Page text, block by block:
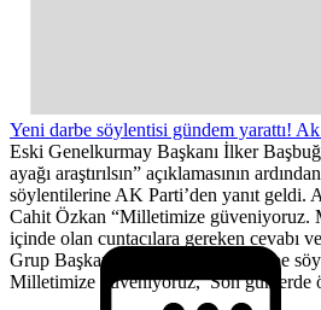
Yeni darbe söylentisi gündem yarattı!
Eski Genelkurmay Başkanı İlker
ayağı araştırılsın” açıklamasının
söylentilerine AK Parti’den yanıt geldi.
Cahit Özkan “Milletimize güveniyoruz.
içinde olan cuntacılara gereken cevabı
Grup Başkanvekili Özkan’dan darbe
Milletimize güveniyoruz, Son günlerde